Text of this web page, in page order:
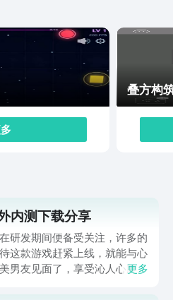
叠方构
内测下载分享
研发期间便备受关注，许多的
这款游戏赶紧上线，就能与心
男友见面了，享受沁人心脾的
更多